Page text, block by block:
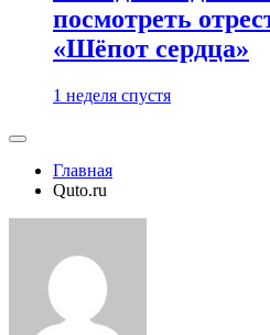
посмотреть
«Шёпот сердца»
1 неделя спустя
Главная
Quto.ru